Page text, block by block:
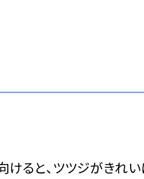
けると、ツツジがきれ